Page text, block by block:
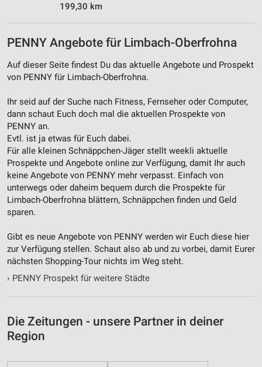
199,30 km
PENNY Angebote für Limbach-Oberfrohna
Auf dieser Seite findest Du das aktuelle Angebote und Prospekt
von PENNY für Limbach-Oberfrohna.
Ihr seid auf der Suche nach Fitness, Fernseher oder Computer,
dann schaut Euch doch mal die aktuellen Prospekte von
PENNY an.
Evtl. ist ja etwas für Euch dabei.
Für alle kleinen Schnäppchen-Jäger stellt weekli aktuelle
Prospekte und Angebote online zur Verfügung, damit Ihr auch
keine Angebote von PENNY mehr verpasst. Einfach von
unterwegs oder daheim bequem durch die Prospekte für
Limbach-Oberfrohna blättern, Schnäppchen finden und Geld
sparen.
Gibt es neue Angebote von PENNY werden wir Euch diese hier
zur Verfügung stellen. Schaut also ab und zu vorbei, damit Eurer
nächsten Shopping-Tour nichts im Weg steht.
› PENNY Prospekt für weitere Städte
Die Zeitungen - unsere Partner in deiner
Region